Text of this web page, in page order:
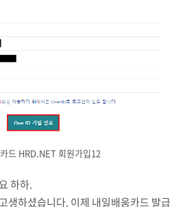
드 HRD.NET 회원가입12
하하.
생하셨습니다. 이제 내일배움카드 발급